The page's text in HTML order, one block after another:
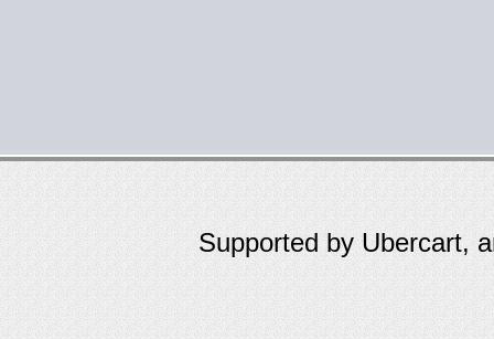
Supported by Ubercart,